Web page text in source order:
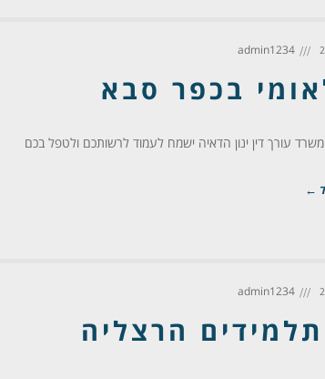
admin1234
בכפר סבא
עורך דין ינון הדאיה ישמח לעמוד לרשותכם ולטפל בכם
←
admin1234
הרצליה